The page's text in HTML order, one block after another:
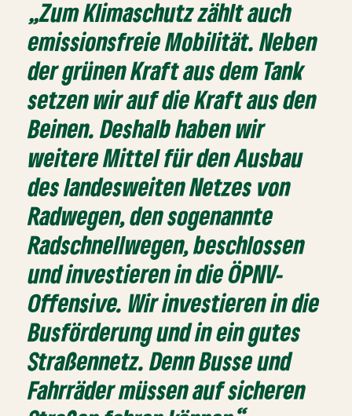
„Zum Klimaschutz zählt auch
emissionsfreie Mobilität. Neben
der grünen Kraft aus dem Tank
setzen wir auf die Kraft aus den
Beinen. Deshalb haben wir
weitere Mittel für den Ausbau
des landesweiten Netzes von
Radwegen, den sogenannte
Radschnellwegen, beschlossen
und investieren in die ÖPNV-
Offensive. Wir investieren in die
Busförderung und in ein gutes
Straßennetz. Denn Busse und
Fahrräder müssen auf sicheren